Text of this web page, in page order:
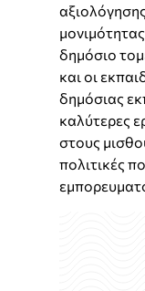
δημόσιο
και οι
δημόσιας
καλύτερες
στους
πολιτικές